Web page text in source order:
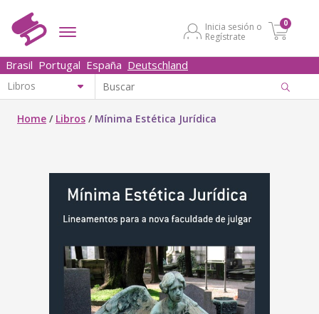
Inicia sesión o
Regístrate
0
Brasil Portugal España Deutschland
Home / Libros / Mínima Estética Jurídica